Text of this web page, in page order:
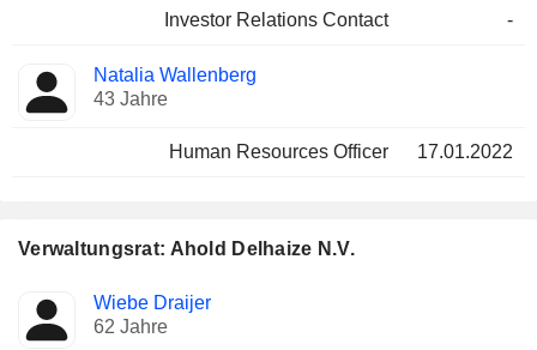
Investor Relations Contact -
Natalia Wallenberg
43 Jahre
Human Resources Officer 17.01.2022
Verwaltungsrat: Ahold Delhaize N.V.
Verwaltungsratsmitglied
Wiebe Draijer
62 Jahre